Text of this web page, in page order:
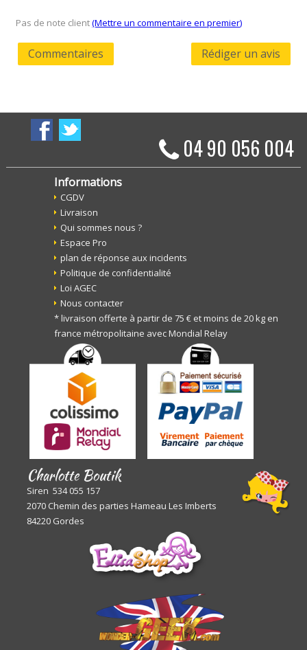
Pas de note client(Mettre un commentaire en premier)
Commentaires Rédiger un avis
04 90 056 004
Informations
CGDV
Livraison
Qui sommes nous ?
Espace Pro
plan de réponse aux incidents
Politique de confidentialité
Loi AGEC
Nous contacter
* livraison offerte à partir de 75 € et moins de 20 kg en
france métropolitaine avec Mondial Relay
Charlotte Boutik
Siren 534 055 157
2070 Chemin des parties Hameau Les Imberts
84220 Gordes